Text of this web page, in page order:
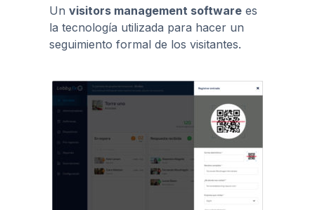
Un visitors management software es
la tecnología utilizada para hacer un
seguimiento formal de los visitantes.